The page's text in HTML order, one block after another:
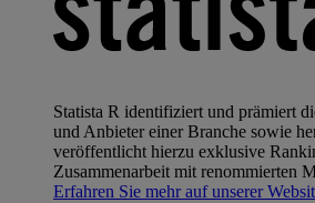
Statista R identifiziert und prämiert
und Anbieter einer Branche sowie
veröffentlicht hierzu exklusive
Zusammenarbeit mit renommierten
Erfahren Sie mehr auf unserer